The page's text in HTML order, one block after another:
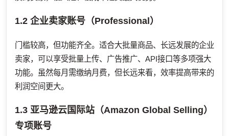
1.2 企业卖家账号（Professional）
门槛较高，但功能齐全。适合大批量商品、长远发展的企业
卖家，可以享受批量上传、广告推广、API接口等多项强大
功能。虽然每月需缴纳月费，但长远来看，效率提高带来的
利润空间更大。
1.3 亚马逊云国际站（Amazon Global Selling）
专项账号